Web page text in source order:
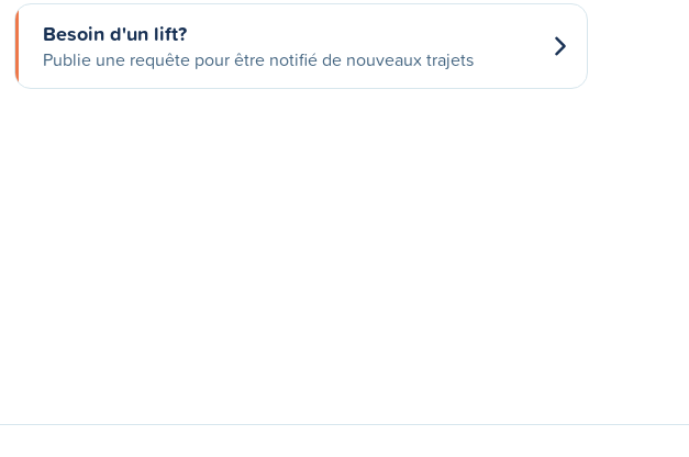
Besoin d'un lift?
Publie une requête pour être notifié de nouveaux trajets